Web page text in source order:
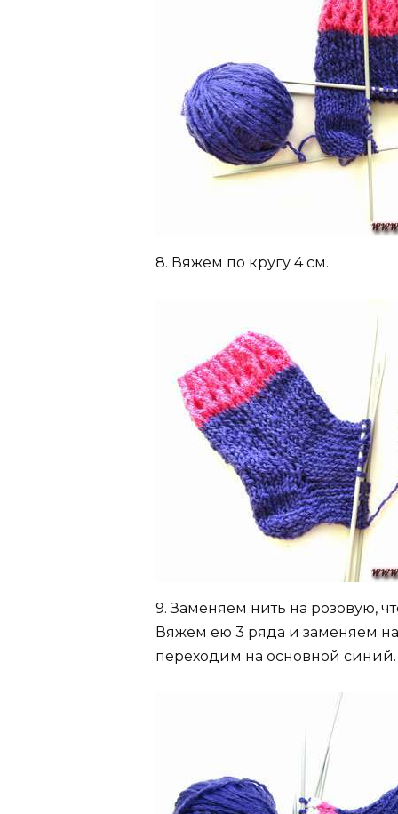
8. Вяжем по кругу 4 см.
9. Заменяем нить на розовую,
Вяжем ею 3 ряда и заменяем
переходим на основной синий.